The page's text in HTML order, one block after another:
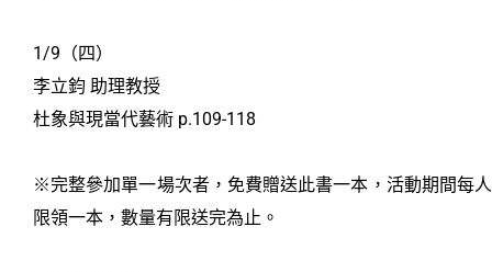
1/9（四）
李立鈞 助理教授
杜象與現當代藝術 p.109-118
※完整參加單一場次者，免費贈送此書一本，活動期間每人
限領一本，數量有限送完為止。